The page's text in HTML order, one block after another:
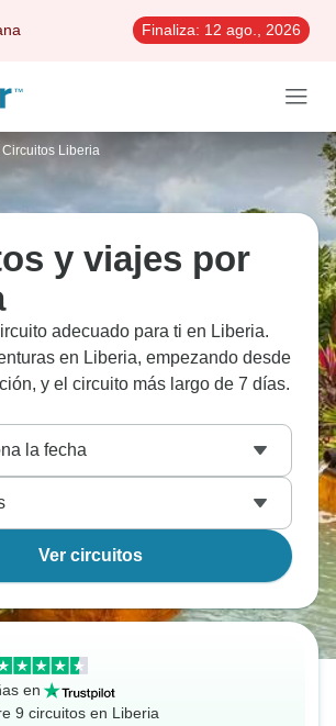
Finaliza: 12 ago., 2026
Circuitos Liberia
y viajes por
adecuado para ti en Liberia.
en Liberia, empezando desde
y el circuito más largo de 7 días.
la fecha
Ver circuitos
en
9 circuitos en Liberia